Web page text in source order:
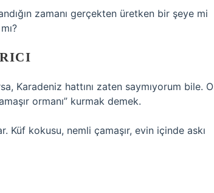
zamanı gerçekten üretken bir şeye mi
Karadeniz hattını zaten saymıyorum bile. O
ormanı” kurmak demek.
Küf kokusu, nemli çamaşır, evin içinde askı